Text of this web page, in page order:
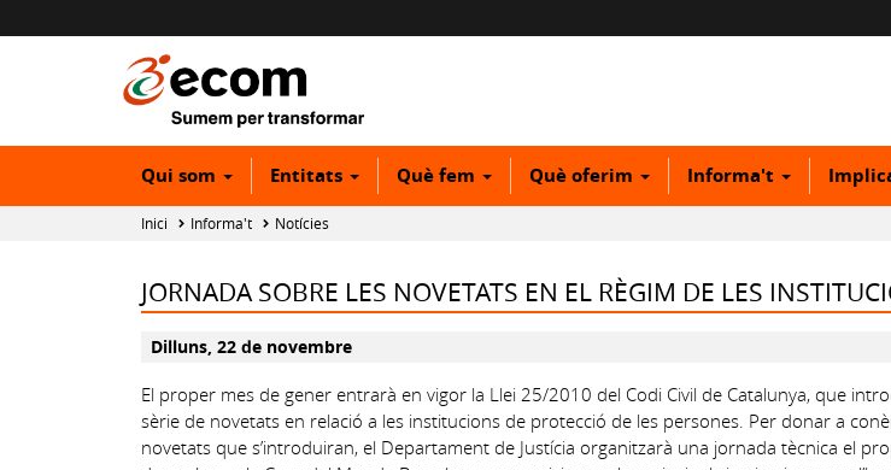
Qui som Entitats Què fem Què oferim Informa't
Inici Informa't Notícies
JORNADA SOBRE LES NOVETATS EN EL RÈGIM DE LES
Dilluns, 22 de novembre
El proper mes de gener entrarà en vigor la Llei 25/2010 del Codi Civil de Catalunya, que
sèrie de novetats en relació a les institucions de protecció de les persones. Per donar a
novetats que s’introduiran, el Departament de Justícia organitzarà una jornada tècnica el